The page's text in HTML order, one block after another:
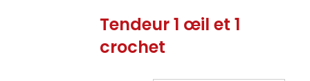
Tendeur 1 œil et 1
crochet